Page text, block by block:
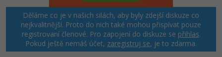
Děláme co je v našich silách, aby byly zdejší diskuze co
nejkvalitnější. Proto do nich také mohou přispívat pouze
registrovaní členové. Pro zapojení do diskuze se přihlas.
Pokud ještě nemáš účet, zaregistruj se, je to zdarma.